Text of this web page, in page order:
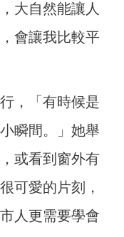
大自然能讓人
會讓我比較平
，「有時候是
瞬間。」她舉
或看到窗外有
可愛的片刻，
人更需要學會